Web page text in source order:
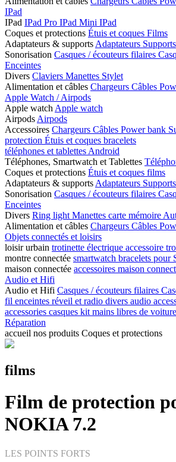
IPad
IPad IPad Pro IPad Mini IPad
Coques et protections Étuis et coques Films
Adaptateurs & supports Adaptateurs Supports
Sonorisation Casques / écouteurs filaires
Enceintes
Divers Claviers Manettes Stylet
Alimentation et câbles Chargeurs Câbles
Apple Watch / Airpods
Apple watch Apple watch
Airpods Airpods
Accessoires Chargeurs Câbles Power bank
protection Étuis et coques bracelets
téléphones et tablettes Android
Téléphones, Smartwatch et Tablettes
Coques et protections Étuis et coques films
Adaptateurs & supports Adaptateurs Supports
Sonorisation Casques / écouteurs filaires
Enceintes
Divers Ring light Manettes carte mémoire
Alimentation et câbles Chargeurs Câbles
Objets connectés et loisirs
loisir urbain trotinette électrique accessoire
montre connectée smartwatch bracelets pour
maison connectée accessoires maison
Audio et Hifi
Audio et Hifi Casques / écouteurs filaires
fil enceintes réveil et radio divers audio
accessories casques kit mains libres de voiture
Réparation
accueil nos produits Coques et protections
films
Film de protection
NOKIA 7.2
LES POINTS FORTS